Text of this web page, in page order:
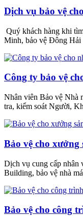
Dịch vụ bảo vệ
Quý khách hàng khi
Minh, bảo vệ Đông Hải
Công ty bảo vệ
Nhân viên Bảo vệ Nhà
tra, kiểm soát Người,
Bảo vệ cho
Dịch vụ cung cấp nhân
Building, bảo vệ nhà
Bảo vệ cho công